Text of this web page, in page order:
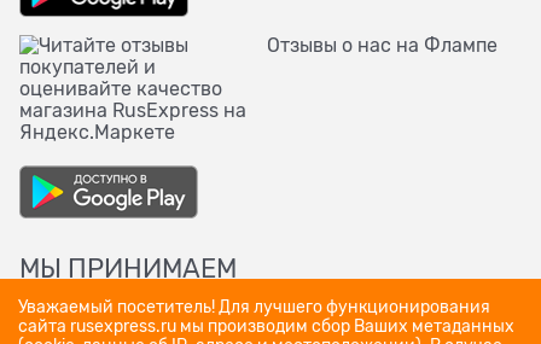
Отзывы о нас на Флампе
МЫ ПРИНИМАЕМ
Уважаемый посетитель! Для лучшего функционирования
сайта rusexpress.ru мы производим сбор Ваших метаданных